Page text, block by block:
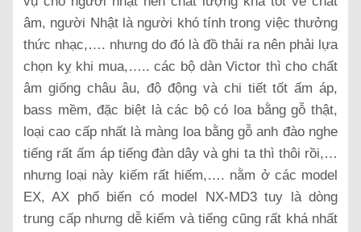
âm, người Nhật là người khó tính trong việc thưởng
thức nhạc,…. nhưng do đó là đồ thải ra nên phải lựa
chọn kỵ khi mua,….. các bộ dàn Victor thì cho chất
âm giống châu âu, độ động và chi tiết tốt ấm áp,
bass mềm, đặc biệt là các bộ có loa bằng gỗ thật,
loại cao cấp nhất là màng loa bằng gỗ anh đào nghe
tiếng rất ấm áp tiếng đàn dây và ghi ta thì thôi rồi,…
nhưng loại này kiếm rất hiếm,…. nằm ở các model
EX, AX phổ biến có model NX-MD3 tuy là dòng
trung cấp nhưng dễ kiếm và tiếng cũng rất khá nhất